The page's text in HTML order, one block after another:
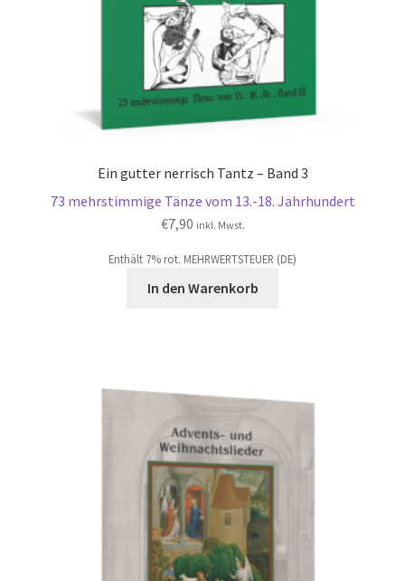
Ein gutter nerrisch Tantz – Band 3
73 mehrstimmige Tänze vom 13.-18. Jahrhundert
€7,90 inkl. Mwst.
Enthält 7% rot. MEHRWERTSTEUER (DE)
In den Warenkorb